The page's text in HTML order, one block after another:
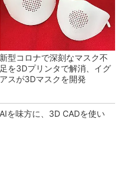
新型コロナで深刻なマスク不
足を3Dプリンタで解消、イグ
アスが3Dマスクを開発
を味方に、3D CADを使い